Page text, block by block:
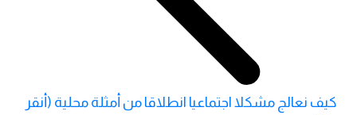
كيف نعالج مشكلا اجتماعيا انطلاقا من أمثلة محلية (أنقر